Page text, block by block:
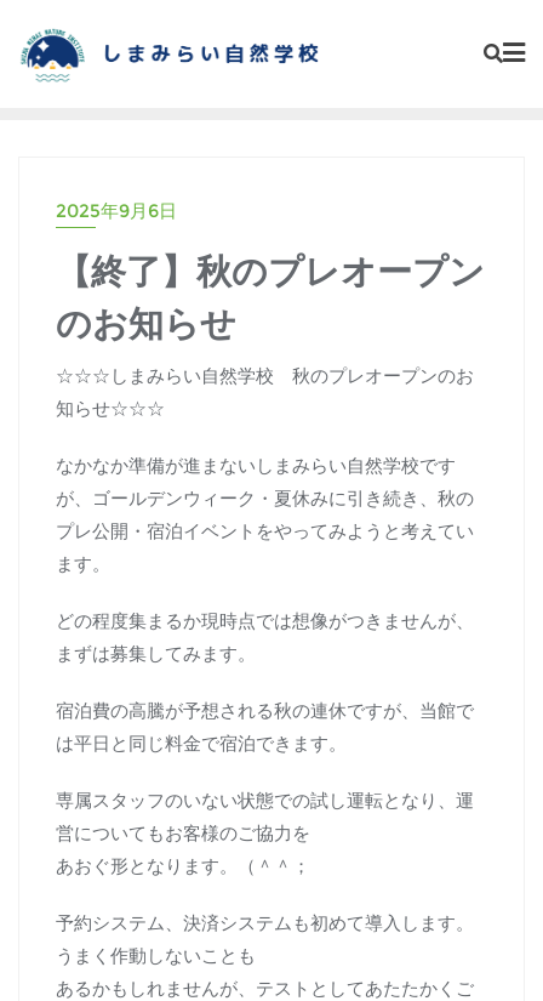
content
2025年9月6日
【終了】秋のプレオープン
のお知らせ
☆☆☆しまみらい自然学校 秋のプレオープンのお
知らせ☆☆☆
なかなか準備が進まないしまみらい自然学校です
が、ゴールデンウィーク・夏休みに引き続き、秋の
プレ公開・宿泊イベントをやってみようと考えてい
ます。
どの程度集まるか現時点では想像がつきませんが、
まずは募集してみます。
宿泊費の高騰が予想される秋の連休ですが、当館で
は平日と同じ料金で宿泊できます。
専属スタッフのいない状態での試し運転となり、運
営についてもお客様のご協力を
あおぐ形となります。（＾＾；
予約システム、決済システムも初めて導入します。
うまく作動しないことも
あるかもしれませんが、テストとしてあたたかくご